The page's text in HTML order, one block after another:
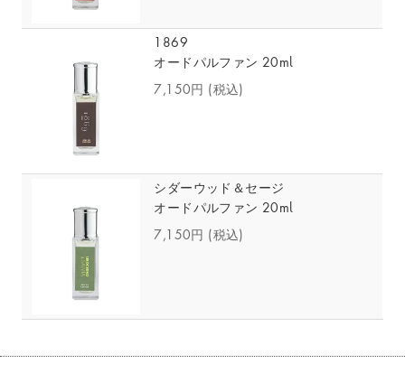
1869
オードパルファン 20ml
7,150円 (税込)
シダーウッド＆セージ
オードパルファン 20ml
7,150円 (税込)